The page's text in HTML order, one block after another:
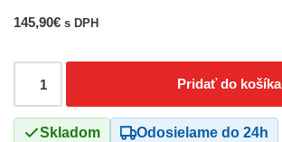
145,90€ s DPH
Pridať do košíka
Skladom Odosielame do 24h